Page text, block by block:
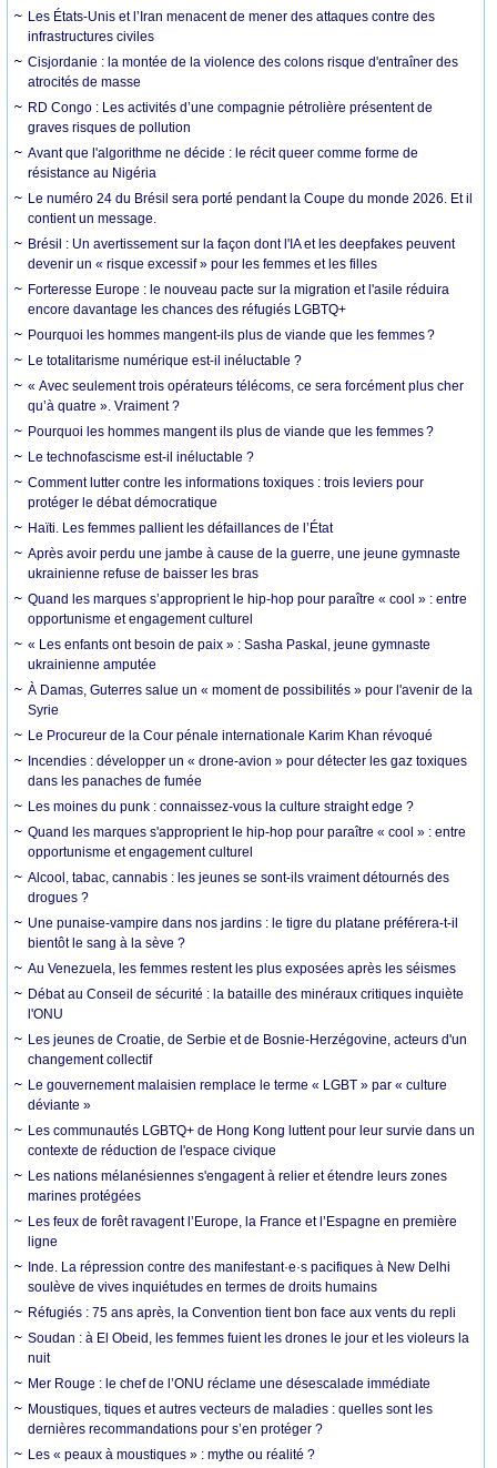
Les États-Unis et l’Iran menacent de mener des attaques contre des
infrastructures civiles
Cisjordanie : la montée de la violence des colons risque d'entraîner des
atrocités de masse
RD Congo : Les activités d’une compagnie pétrolière présentent de
graves risques de pollution
Avant que l'algorithme ne décide : le récit queer comme forme de
résistance au Nigéria
Le numéro 24 du Brésil sera porté pendant la Coupe du monde 2026. Et il
contient un message.
Brésil : Un avertissement sur la façon dont l'IA et les deepfakes peuvent
devenir un « risque excessif » pour les femmes et les filles
Forteresse Europe : le nouveau pacte sur la migration et l'asile réduira
encore davantage les chances des réfugiés LGBTQ+
Pourquoi les hommes mangent-ils plus de viande que les femmes ?
Le totalitarisme numérique est-il inéluctable ?
« Avec seulement trois opérateurs télécoms, ce sera forcément plus cher
qu’à quatre ». Vraiment ?
Pourquoi les hommes mangent ils plus de viande que les femmes ?
Le technofascisme est-il inéluctable ?
Comment lutter contre les informations toxiques : trois leviers pour
protéger le débat démocratique
Haïti. Les femmes pallient les défaillances de l’État
Après avoir perdu une jambe à cause de la guerre, une jeune gymnaste
ukrainienne refuse de baisser les bras
Quand les marques s’approprient le hip-hop pour paraître « cool » : entre
opportunisme et engagement culturel
« Les enfants ont besoin de paix » : Sasha Paskal, jeune gymnaste
ukrainienne amputée
À Damas, Guterres salue un « moment de possibilités » pour l'avenir de la
Syrie
Le Procureur de la Cour pénale internationale Karim Khan révoqué
Incendies : développer un « drone-avion » pour détecter les gaz toxiques
dans les panaches de fumée
Les moines du punk : connaissez-vous la culture straight edge ?
Quand les marques s'approprient le hip-hop pour paraître « cool » : entre
opportunisme et engagement culturel
Alcool, tabac, cannabis : les jeunes se sont-ils vraiment détournés des
drogues ?
Une punaise-vampire dans nos jardins : le tigre du platane préférera-t-il
bientôt le sang à la sève ?
Au Venezuela, les femmes restent les plus exposées après les séismes
Débat au Conseil de sécurité : la bataille des minéraux critiques inquiète
l'ONU
Les jeunes de Croatie, de Serbie et de Bosnie-Herzégovine, acteurs d'un
changement collectif
Le gouvernement malaisien remplace le terme « LGBT » par « culture
déviante »
Les communautés LGBTQ+ de Hong Kong luttent pour leur survie dans un
contexte de réduction de l'espace civique
Les nations mélanésiennes s'engagent à relier et étendre leurs zones
marines protégées
Les feux de forêt ravagent l’Europe, la France et l’Espagne en première
ligne
Inde. La répression contre des manifestant·e·s pacifiques à New Delhi
soulève de vives inquiétudes en termes de droits humains
Réfugiés : 75 ans après, la Convention tient bon face aux vents du repli
Soudan : à El Obeid, les femmes fuient les drones le jour et les violeurs la
nuit
Mer Rouge : le chef de l’ONU réclame une désescalade immédiate
Moustiques, tiques et autres vecteurs de maladies : quelles sont les
dernières recommandations pour s’en protéger ?
Les « peaux à moustiques » : mythe ou réalité ?